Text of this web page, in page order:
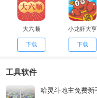
大六顺
下载
小龙虾大亨
下载
工具软件
哈灵斗地主免费